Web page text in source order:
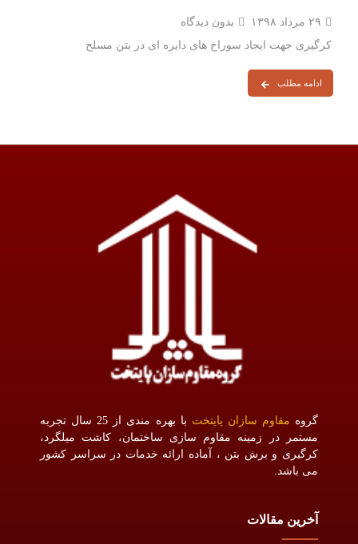
۲۹ مرداد ۱۳۹۸
بدون دیدگاه
کرگیری جهت ایجاد سوراخ های دایره ای در بتن مسلح
ادامه مطلب
گروه مقاوم سازان پایتخت
با بهره مندی از 25 سال تجربه
مستمر در زمینه مقاوم سازی ساختمان، کاشت میلگرد،
کرگیری و برش بتن ، آماده ارائه خدمات در سراسر کشور
می باشد.
آخرین مقالات